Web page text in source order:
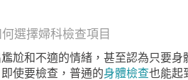
選擇婦科檢查項目
尬和不適的情緒，甚至認為只要身
使要檢查，普通的身體檢查也能起